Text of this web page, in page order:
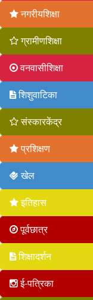
नगरीयशिक्षा
ग्रामीणशिक्षा
वनवासीशिक्षा
शिशुवाटिका
संस्कारकेंद्र
प्रशिक्षण
खेल
इतिहास
पूर्वछात्र
शिक्षादर्शन
ई-पत्रिका